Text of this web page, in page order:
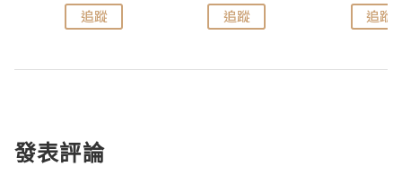
追蹤 追蹤 追蹤
發表評論